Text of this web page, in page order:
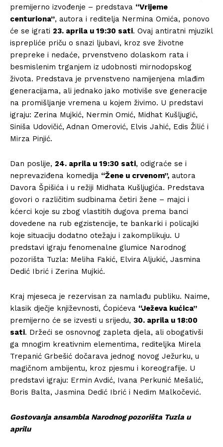
premijerno izvođenje – predstava “Vrijeme
centuriona”, autora i reditelja Nermina Omića, ponovo
će se igrati 23. aprila u 19:30 sati. Ovaj antiratni mjuzikl
isprepliće priču o snazi ljubavi, kroz sve životne
prepreke i nedaće, prvenstveno dolaskom rata i
besmislenim trganjem iz udobnosti mirnodopskog
života. Predstava je prvenstveno namijenjena mlađim
generacijama, ali jednako jako motiviše sve generacije
na promišljanje vremena u kojem živimo. U predstavi
igraju: Zerina Mujkić, Nermin Omić, Midhat Kušljugić,
Siniša Udovičić, Adnan Omerović, Elvis Jahić, Edis Žilić i
Mirza Pinjić.
Dan poslije, 24. aprila u 19:30 sati, odigraće se i
neprevaziđena komedija “Žene u crvenom”, autora
Davora Špišića i u režiji Midhata Kušljugića. Predstava
govori o različitim sudbinama četiri žene – majci i
kćerci koje su zbog vlastitih dugova prema banci
dovedene na rub egzistencije, te bankarki i policajki
koje situaciju dodatno otežaju i zakomplikuju. U
predstavi igraju fenomenalne glumice Narodnog
pozorišta Tuzla: Meliha Fakić, Elvira Aljukić, Jasmina
Dedić Ibrić i Zerina Mujkić.
Kraj mjeseca je rezervisan za namlađu publiku. Naime,
klasik dječje književnosti, Ćopićeva “Ježeva kućica”
premijerno će se izvesti u srijedu, 30. aprila u 18:00
sati. Držeći se osnovnog zapleta djela, ali obogativši
ga mnogim kreativnim elementima, rediteljka Mirela
Trepanić Grbešić dočarava jednog novog Ježurku, u
magičnom ambijentu, kroz pjesmu i koreografije. U
predstavi igraju: Ermin Avdić, Ivana Perkunić Mešalić,
Boris Balta, Jasmina Dedić Ibrić i Nedim Malkočević.
Gostovanja ansambla Narodnog pozorišta Tuzla u
aprilu